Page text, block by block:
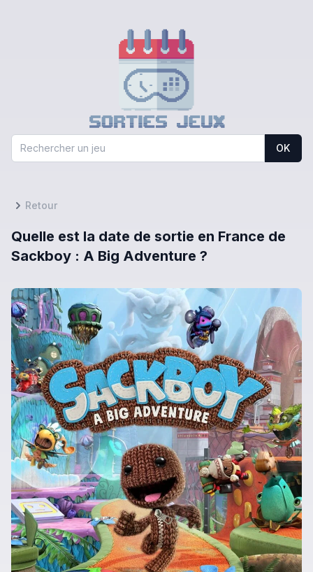
OK
Retour
Quelle est la date de sortie en France de
Sackboy : A Big Adventure ?